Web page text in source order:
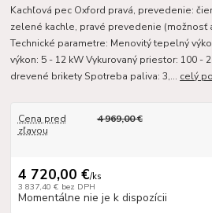
Kachľová pec Oxford pravá, prevedenie:
zelené kachle, pravé prevedenie (možnosť
Technické parametre: Menovitý tepelný
výkon: 5 - 12 kW Vykurovaný priestor: 100 -
drevené brikety Spotreba paliva: 3,... celý
Cena pred
zľavou
4 969,00 €
4 720,00 €/ks
3 837,40 € bez DPH
Momentálne nie je k dispozícii